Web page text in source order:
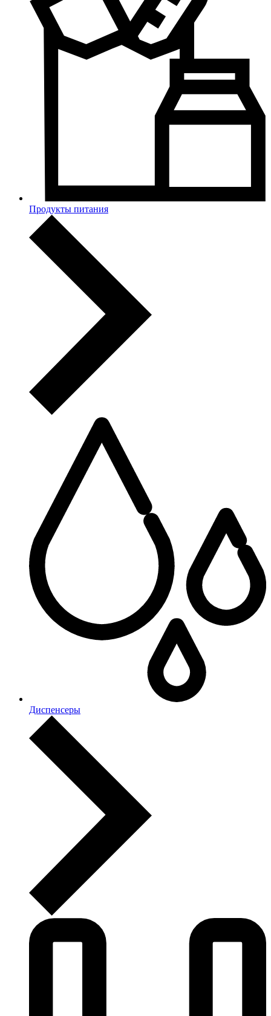
Продукты питания
Диспенсеры